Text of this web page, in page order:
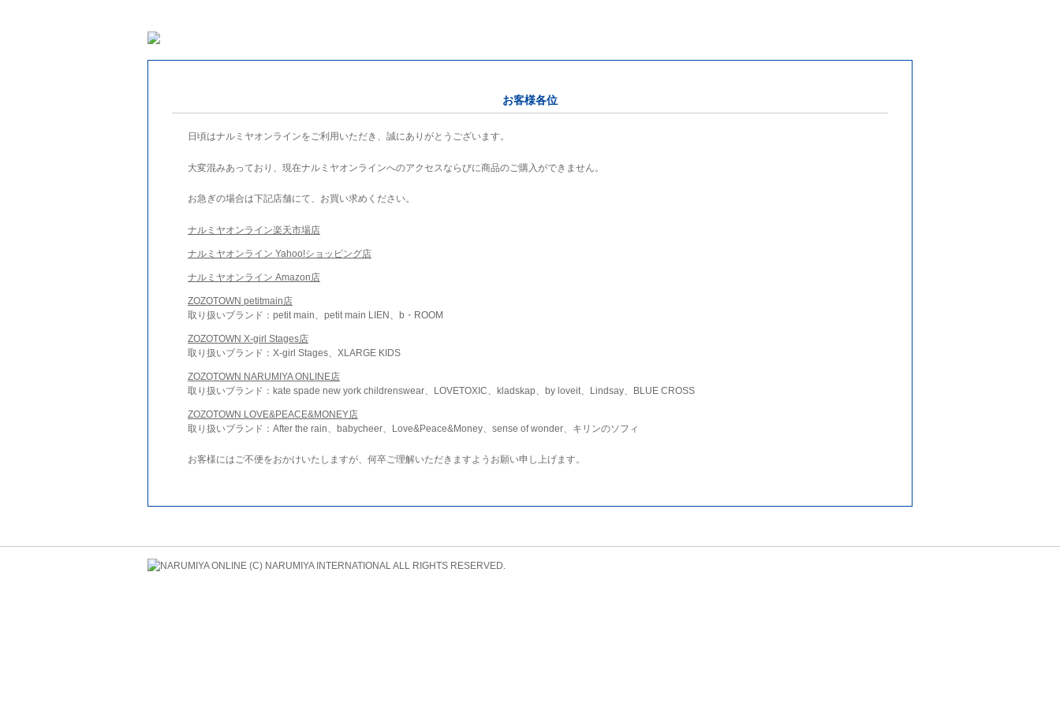
お客様各位
日頃はナルミヤオンラインをご利用いただき、誠にありがとうございます。
大変混みあっており、現在ナルミヤオンラインへのアクセスならびに商品のご購入ができません。
お急ぎの場合は下記店舗にて、お買い求めください。
ナルミヤオンライン楽天市場店
ナルミヤオンライン Yahoo!ショッピング店
ナルミヤオンライン Amazon店
ZOZOTOWN petitmain店
取り扱いブランド：petit main、petit main LIEN、b・ROOM
ZOZOTOWN X-girl Stages店
取り扱いブランド：X-girl Stages、XLARGE KIDS
ZOZOTOWN NARUMIYA ONLINE店
取り扱いブランド：kate spade new york childrenswear、LOVETOXIC、kladskap、by loveit、Lindsay、BLUE CROSS
ZOZOTOWN LOVE&PEACE&MONEY店
取り扱いブランド：After the rain、babycheer、Love&Peace&Money、sense of wonder、キリンのソフィ
お客様にはご不便をおかけいたしますが、何卒ご理解いただきますようお願い申し上げます。